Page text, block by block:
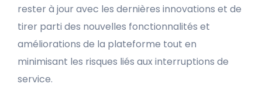
rester à jour avec les dernières innovations et de
tirer parti des nouvelles fonctionnalités et
améliorations de la plateforme tout en
minimisant les risques liés aux interruptions de
service.